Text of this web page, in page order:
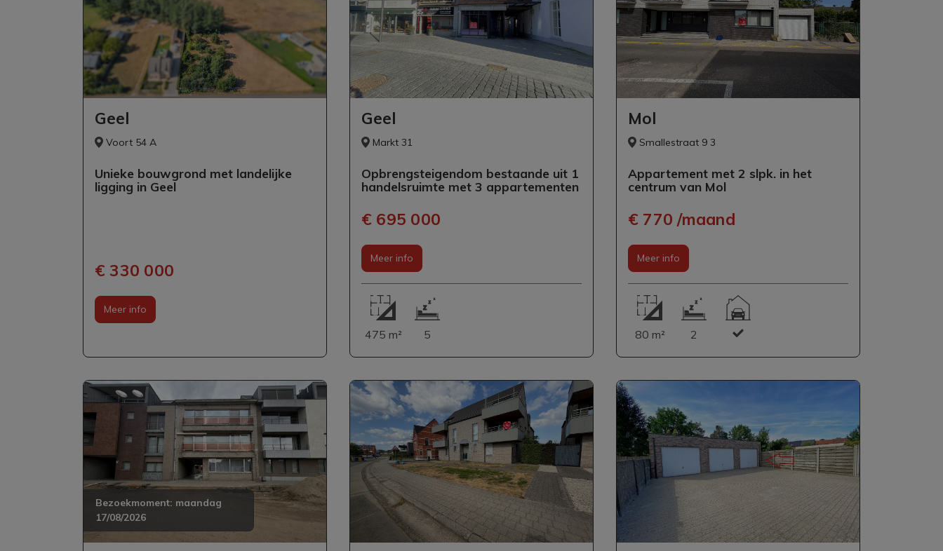
Geel
Voort 54 A
Unieke bouwgrond met landelijke
ligging in Geel
€ 330 000
Meer info
Geel
Markt 31
Opbrengsteigendom bestaande uit 1
handelsruimte met 3 appartementen
€ 695 000
Meer info
475 m² 5
Mol
Smallestraat 9 3
Appartement met 2 slpk. in het
centrum van Mol
€ 770 /maand
Meer info
80 m² 2
Bezoekmoment: maandag
17/08/2026